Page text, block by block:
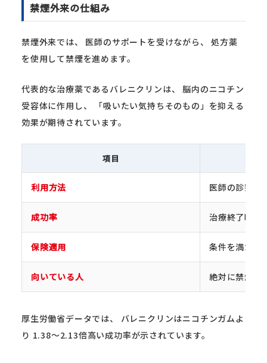
禁煙外来の仕組み
禁煙外来では、 医師のサポートを受けながら、 処方薬
を使用して禁煙を進めます。
代表的な治療薬であるバレニクリンは、 脳内のニコチン
受容体に作用し、 「吸いたい気持ちそのもの」を抑える
効果が期待されています。
項目
利用方法 医師の診察・
成功率 治療終了時
保険適用 条件を満たせ
向いている人 絶対に禁煙し
厚生労働省データでは、 バレニクリンはニコチンガムよ
り 1.38〜2.13倍高い成功率が示されています。